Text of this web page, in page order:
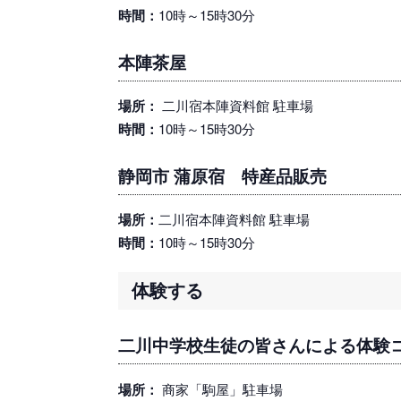
時間： 10時～15時30分
本陣茶屋
場所： 二川宿本陣資料館 駐車場
時間： 10時～15時30分
静岡市 蒲原宿 特産品販売
場所： 二川宿本陣資料館 駐車場
時間： 10時～15時30分
体験する
二川中学校生徒の皆さんによる体験
場所： 商家「駒屋」駐車場